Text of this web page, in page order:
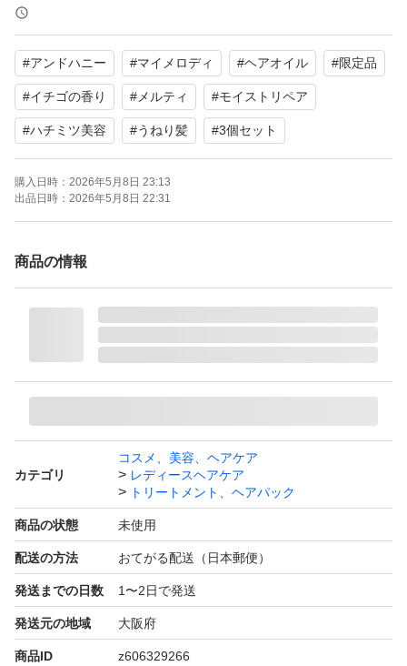
【デザイン】マイメロディ
【香り】イチゴの香り
【容量】100ml（1個あたり）
【個数】3個
【商品の状態】新品未使用
&honey （アンドハニー） メルティ モイストリペア ヘア
ブランド：ー
#アンドハニー #マイメロディ #ヘアオイル #限定品
#イチゴの香り #メルティ #モイストリペア
#ハチミツ美容 #うねり髪 #3個セット
購入日時： 2026年5月8日 23:13
出品日時： 2026年5月8日 22:31
商品の情報
カテゴリ
コスメ、美容、ヘアケア
レディースヘアケア
トリートメント、ヘアパック
商品の状態 未使用
配送の方法 おてがる配送（日本郵便）
発送までの日数 1〜2日で発送
発送元の地域 大阪府
商品ID z606329266